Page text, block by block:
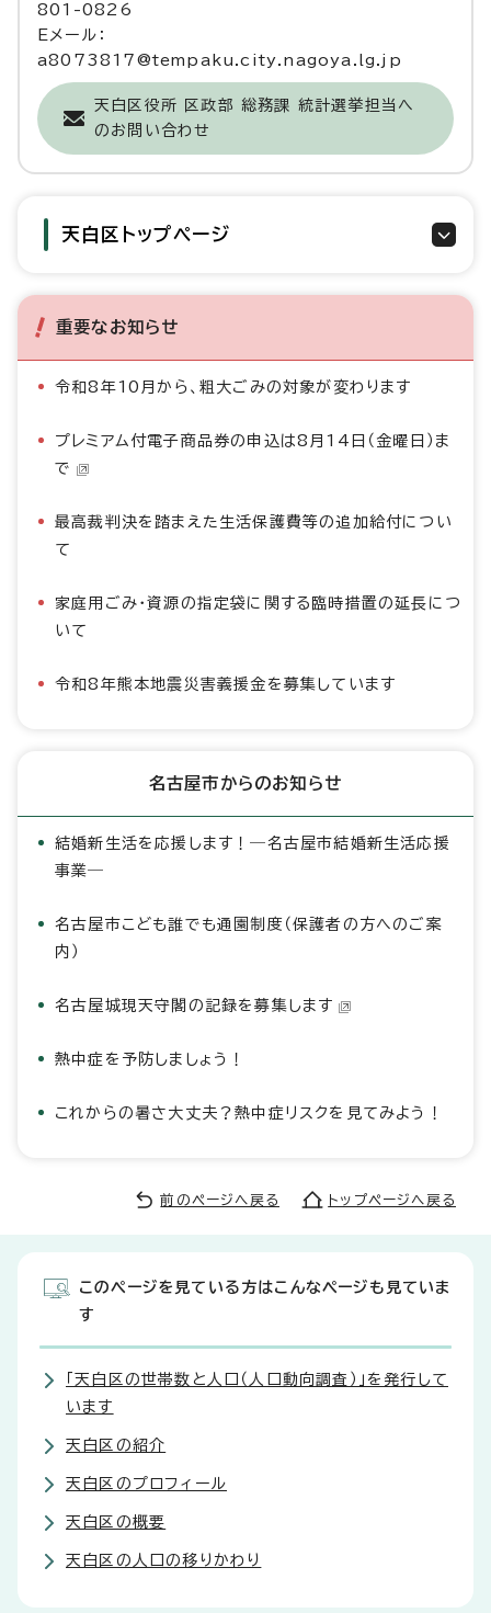
801-0826
Eメール：
a8073817@tempaku.city.nagoya.lg.jp
天白区役所 区政部 総務課 統計選挙担当へ
のお問い合わせ
天白区トップページ
重要なお知らせ
令和8年10月から、粗大ごみの対象が変わります
プレミアム付電子商品券の申込は8月14日（金曜日）ま
で
最高裁判決を踏まえた生活保護費等の追加給付につい
て
家庭用ごみ・資源の指定袋に関する臨時措置の延長につ
いて
令和8年熊本地震災害義援金を募集しています
名古屋市からのお知らせ
結婚新生活を応援します！―名古屋市結婚新生活応援
事業―
名古屋市こども誰でも通園制度（保護者の方へのご案
内）
名古屋城現天守閣の記録を募集します
熱中症を予防しましょう！
これからの暑さ大丈夫？熱中症リスクを見てみよう！
前のページへ戻る トップページへ戻る
このページを見ている方はこんなページも見ていま
す
「天白区の世帯数と人口（人口動向調査）」を発行して
います
天白区の紹介
天白区のプロフィール
天白区の概要
天白区の人口の移りかわり